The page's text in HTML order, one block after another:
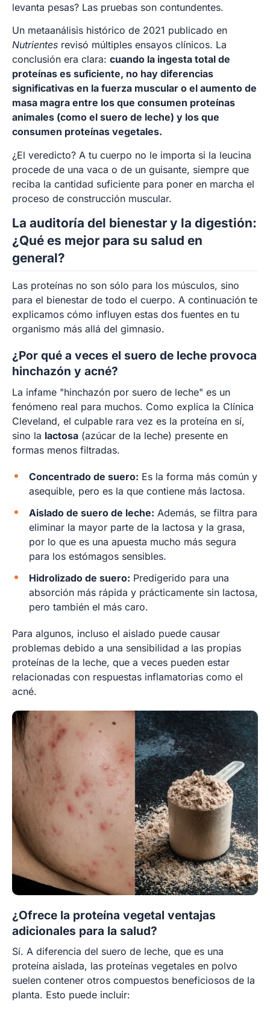
levanta pesas? Las pruebas son contundentes.
Un metaanálisis histórico de 2021 publicado en
Nutrientes revisó múltiples ensayos clínicos. La
conclusión era clara: cuando la ingesta total de
proteínas es suficiente, no hay diferencias
significativas en la fuerza muscular o el aumento de
masa magra entre los que consumen proteínas
animales (como el suero de leche) y los que
consumen proteínas vegetales.
¿El veredicto? A tu cuerpo no le importa si la leucina
procede de una vaca o de un guisante, siempre que
reciba la cantidad suficiente para poner en marcha el
proceso de construcción muscular.
La auditoría del bienestar y la digestión:
¿Qué es mejor para su salud en
general?
Las proteínas no son sólo para los músculos, sino
para el bienestar de todo el cuerpo. A continuación te
explicamos cómo influyen estas dos fuentes en tu
organismo más allá del gimnasio.
¿Por qué a veces el suero de leche provoca
hinchazón y acné?
La infame "hinchazón por suero de leche" es un
fenómeno real para muchos. Como explica la Clínica
Cleveland, el culpable rara vez es la proteína en sí,
sino la lactosa (azúcar de la leche) presente en
formas menos filtradas.
Concentrado de suero: Es la forma más común y
asequible, pero es la que contiene más lactosa.
Aislado de suero de leche: Además, se filtra para
eliminar la mayor parte de la lactosa y la grasa,
por lo que es una apuesta mucho más segura
para los estómagos sensibles.
Hidrolizado de suero: Predigerido para una
absorción más rápida y prácticamente sin lactosa,
pero también el más caro.
Para algunos, incluso el aislado puede causar
problemas debido a una sensibilidad a las propias
proteínas de la leche, que a veces pueden estar
relacionadas con respuestas inflamatorias como el
acné.
¿Ofrece la proteína vegetal ventajas
adicionales para la salud?
Sí. A diferencia del suero de leche, que es una
proteína aislada, las proteínas vegetales en polvo
suelen contener otros compuestos beneficiosos de la
planta. Esto puede incluir: